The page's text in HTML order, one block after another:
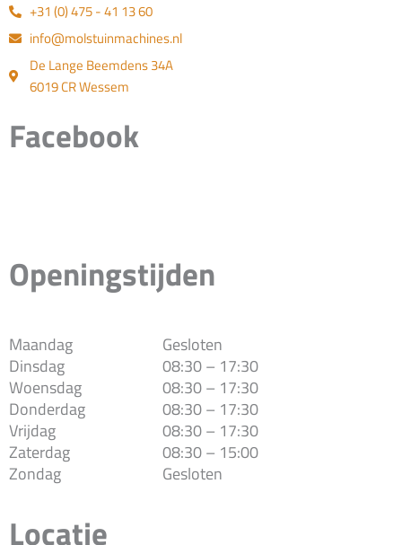
+31 (0) 475 - 41 13 60
info@molstuinmachines.nl
De Lange Beemdens 34A
6019 CR Wessem
Facebook
Openingstijden
Maandag
Dinsdag
Woensdag
Donderdag
Vrijdag
Zaterdag
Zondag
Gesloten
08:30 – 17:30
08:30 – 17:30
08:30 – 17:30
08:30 – 17:30
08:30 – 15:00
Gesloten
Locatie